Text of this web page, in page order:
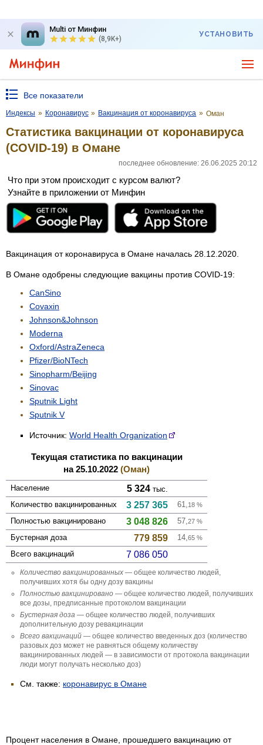
Multi от Минфин
(8,9K+)
УСТАНОВИТЬ
Все показатели
Индексы » Коронавирус » Вакцинация от коронавируса » Оман
Статистика вакцинации от коронавируса
(COVID-19) в Омане
последнее обновление: 26.06.2025 20:12
Что при этом происходит с курсом валют?
Узнайте в приложении от Минфин
Вакцинация от коронавируса в Омане началась 28.12.2020.
В Омане одобрены следующие вакцины против COVID-19:
CanSino
Covaxin
Johnson&Johnson
Moderna
Oxford/AstraZeneca
Pfizer/BioNTech
Sinopharm/Beijing
Sinovac
Sputnik Light
Sputnik V
Источник: World Health Organization
Текущая статистика по вакцинации
на 25.10.2022 (Оман)
Население 5 324 тыс.
Количество вакцини­рованных
3 257 365 61, 18 %
Полностью вакцини­ровано 3 048 826 57, 27 %
Бустерная доза 779 859 14, 65 %
Всего вакцинаций 7 086 050
Количество вакцини­рованных — общее количество людей,
получивших хотя бы одну дозу вакцины
Полностью вакцини­ровано — общее количество людей, получивших
все дозы, предписанные протоколом вакцинации
Бустерная доза — общее количество людей, получивших
дополнительную дозу ревакцинации
Всего вакцинаций — общее количество введенных доз (количество
разовых доз может не равняться общему количеству
вакцинированных людей — в зависимости от протокола вакцинации
люди могут получать несколько доз)
См. также: коронавирус в Омане
Процент населения в Омане, прошедшего вакцинацию от